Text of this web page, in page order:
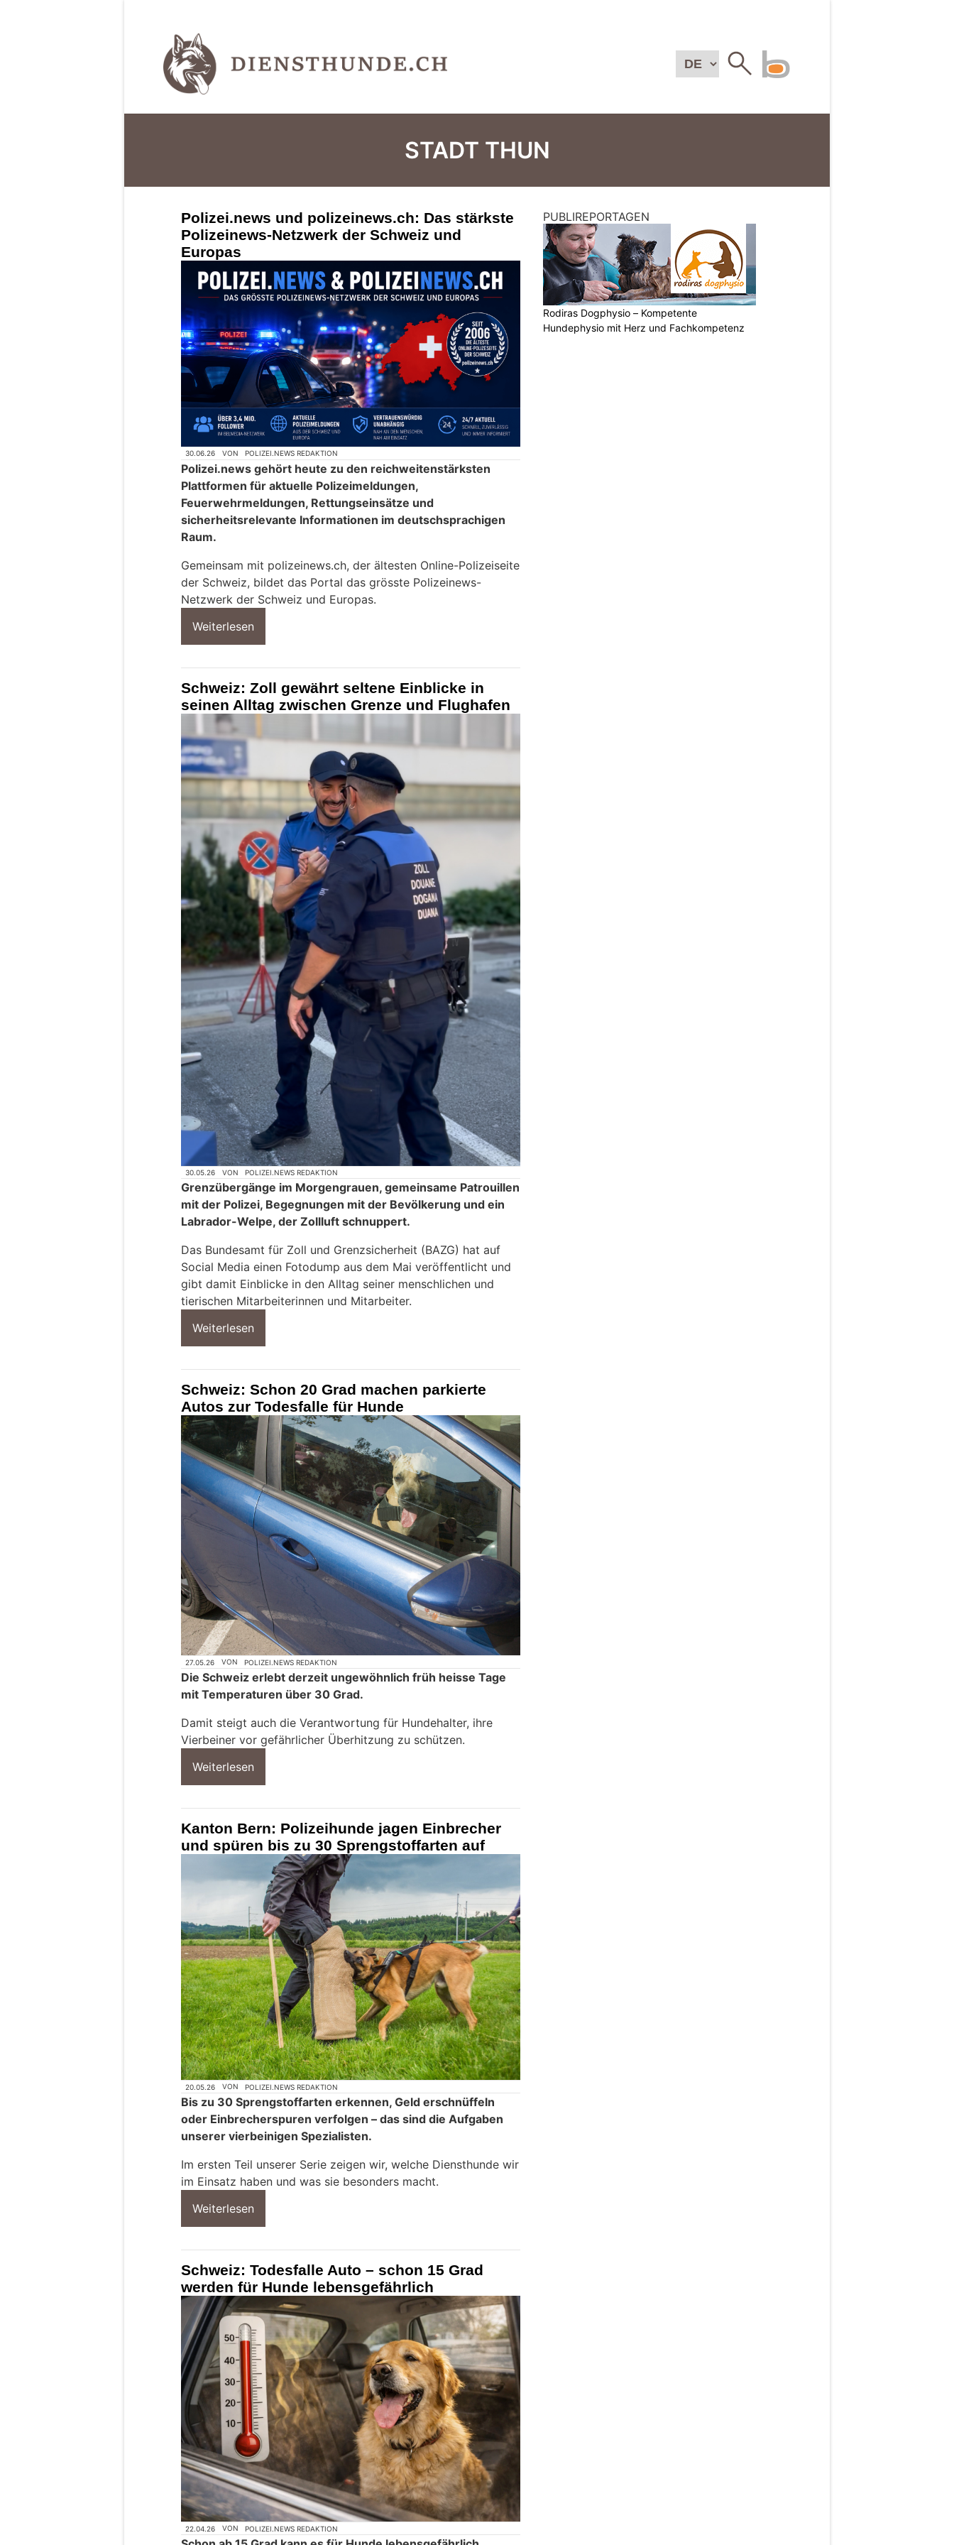
STADT THUN
Polizei.news und polizeinews.ch: Das stärkste
Polizeinews-Netzwerk der Schweiz und
Europas
30.06.26 VON POLIZEI.NEWS REDAKTION
Polizei.news gehört heute zu den reichweitenstärksten
Plattformen für aktuelle Polizeimeldungen,
Feuerwehrmeldungen, Rettungseinsätze und
sicherheitsrelevante Informationen im deutschsprachigen
Raum.
Gemeinsam mit polizeinews.ch, der ältesten Online-Polizeiseite
der Schweiz, bildet das Portal das grösste Polizeinews-
Netzwerk der Schweiz und Europas.
Weiterlesen
Schweiz: Zoll gewährt seltene Einblicke in
seinen Alltag zwischen Grenze und Flughafen
30.05.26 VON POLIZEI.NEWS REDAKTION
Grenzübergänge im Morgengrauen, gemeinsame Patrouillen
mit der Polizei, Begegnungen mit der Bevölkerung und ein
Labrador-Welpe, der Zollluft schnuppert.
Das Bundesamt für Zoll und Grenzsicherheit (BAZG) hat auf
Social Media einen Fotodump aus dem Mai veröffentlicht und
gibt damit Einblicke in den Alltag seiner menschlichen und
tierischen Mitarbeiterinnen und Mitarbeiter.
Weiterlesen
Schweiz: Schon 20 Grad machen parkierte
Autos zur Todesfalle für Hunde
27.05.26 VON POLIZEI.NEWS REDAKTION
Die Schweiz erlebt derzeit ungewöhnlich früh heisse Tage
mit Temperaturen über 30 Grad.
Damit steigt auch die Verantwortung für Hundehalter, ihre
Vierbeiner vor gefährlicher Überhitzung zu schützen.
Weiterlesen
Kanton Bern: Polizeihunde jagen Einbrecher
und spüren bis zu 30 Sprengstoffarten auf
20.05.26 VON POLIZEI.NEWS REDAKTION
Bis zu 30 Sprengstoffarten erkennen, Geld erschnüffeln
oder Einbrecherspuren verfolgen – das sind die Aufgaben
unserer vierbeinigen Spezialisten.
Im ersten Teil unserer Serie zeigen wir, welche Diensthunde wir
im Einsatz haben und was sie besonders macht.
Weiterlesen
Schweiz: Todesfalle Auto – schon 15 Grad
werden für Hunde lebensgefährlich
22.04.26 VON POLIZEI.NEWS REDAKTION
PUBLIREPORTAGEN
Rodiras Dogphysio – Kompetente
Hundephysio mit Herz und Fachkompetenz